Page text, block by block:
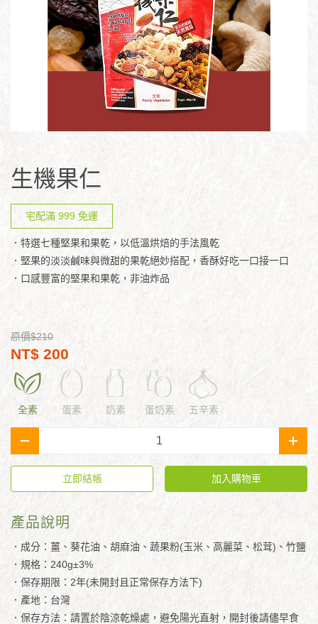
生機果仁
宅配滿 999 免運
．特選七種堅果和果乾，以低溫烘焙的手法風乾
．堅果的淡淡鹹味與微甜的果乾絕妙搭配，香酥好吃一口接一口
．口感豐富的堅果和果乾，非油炸品
原價$210
NT$ 200
全素 蛋素 奶素 蛋奶素 五辛素
- +
立即結帳 加入購物車
產品說明
．成分：薑、葵花油、胡麻油、蔬果粉(玉米、高麗菜、松茸)、竹鹽
．規格：240g±3%
．保存期限：2年(未開封且正常保存方法下)
．產地：台灣
．保存方法：請置於陰涼乾燥處，避免陽光直射，開封後請儘早食